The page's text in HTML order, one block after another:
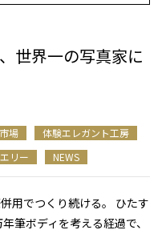
世界一の写真家に
場
体験エレガント工房
リー NEWS
用でつくり続ける。 ひたす
筆ボディを考える経過で、